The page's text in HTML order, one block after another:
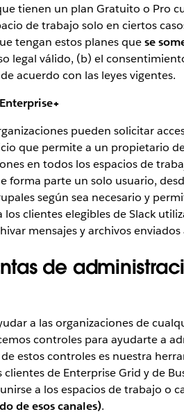
tienen un plan Gratuito o Pro
de trabajo solo en ciertos
tengan estos planes quese
legal válido, (b) el
acuerdo con las leyes vigentes.
pueden solicitar
que permite a un propietario
en todos los espacios de
forma parte un solo usuario,
según sea necesario y
clientes elegibles de Slack
mensajes y archivos enviados
de
a las organizaciones de
controles para ayudarte a
estos controles es nuestra
clientes de Enterprise Grid y de
a los espacios de trabajo o
de esos canales).